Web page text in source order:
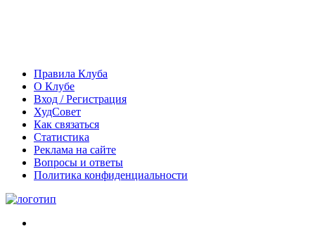
Правила Клуба
О Клубе
Вход / Регистрация
ХудСовет
Как связаться
Статистика
Реклама на сайте
Вопросы и ответы
Политика конфиденциальности